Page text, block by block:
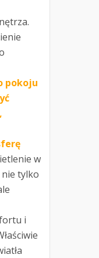
pokoju
w
tylko
i